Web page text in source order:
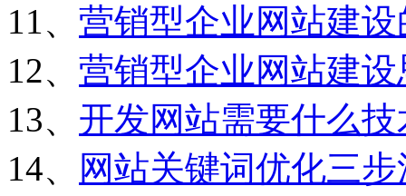
11、 营销型企业网站建
12、 营销型企业网站建设
13、 开发网站需要什么技
14、
网站关键词优化三步